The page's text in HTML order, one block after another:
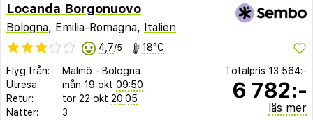
Locanda Borgonuovo
Bologna, Emilia-Romagna, Italien
4,7/5 18°C
Flyg från: Malmö - Bologna
Utresa:
mån 19 okt 09:50
Retur:
tor 22 okt 20:05
Nätter:
3
Totalpris 13 564:-
6 782:-
läs mer